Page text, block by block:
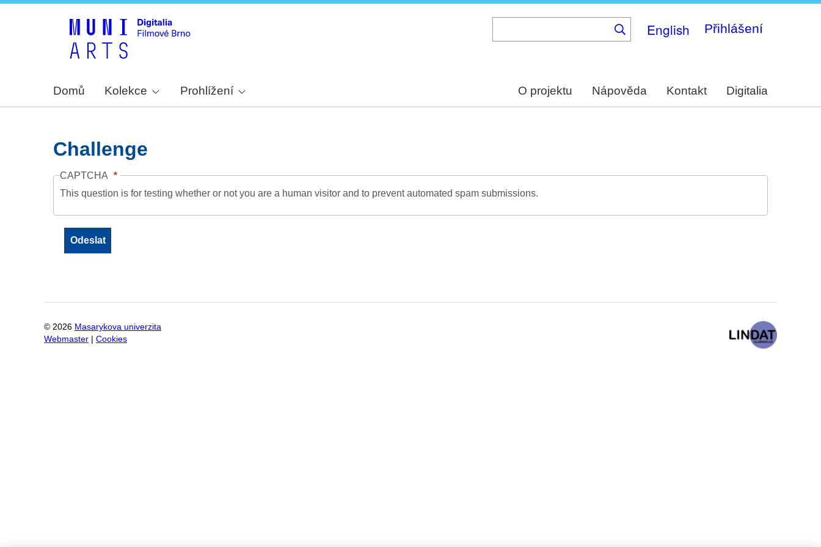
English Přihlášení
Domů Kolekce Prohlížení O projektu Nápověda Kontakt Digitalia
Challenge
CAPTCHA
This question is for testing whether or not you are a human visitor and to prevent automated spam submissions.
© 2026 Masarykova univerzita
Webmaster
Cookies